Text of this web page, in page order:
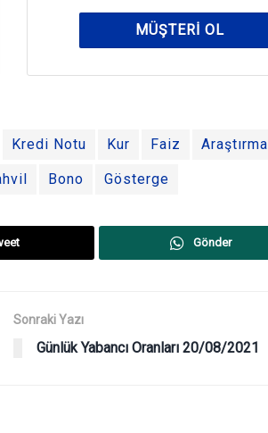
MÜŞTERI OL
Kredi Notu Kur Faiz Araştırma
Bono Gösterge
Gönder
Sonraki Yazı
Günlük Yabancı Oranları 20/08/2021